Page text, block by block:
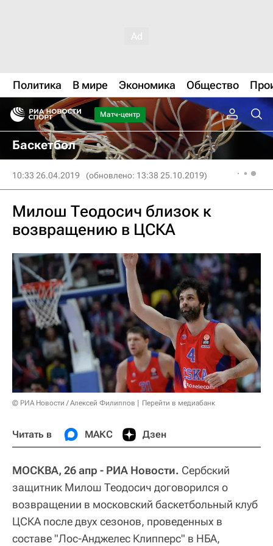
Политика В мире Экономика Общество
Матч-центр
Баскетбол
10:33 26.04.2019 (обновлено: 13:38 25.10.2019)
Милош Теодосич близок к
возвращению в ЦСКА
© РИА Новости / Алексей Филиппов Перейти в медиабанк
Читать в МАКС Дзен
МОСКВА, 26 апр - РИА Новости. Сербский
защитник Милош Теодосич договорился о
возвращении в московский баскетбольный клуб
ЦСКА после двух сезонов, проведенных в
составе "Лос-Анджелес Клипперс" в НБА,